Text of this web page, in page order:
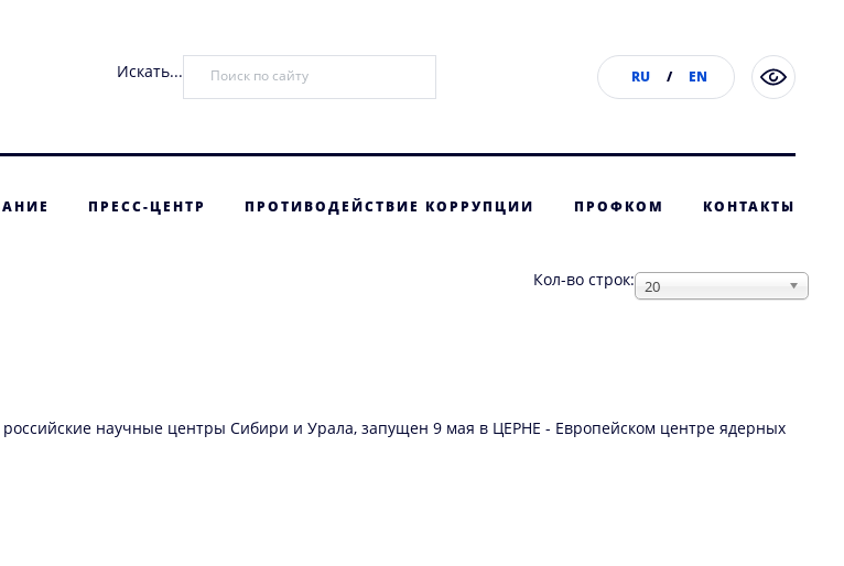
RU / EN
Искать...
ПРЕСС-ЦЕНТР ПРОТИВОДЕЙСТВИЕ КОРРУПЦИИ ПРОФКОМ КОНТАКТЫ
Кол-во строк: 20
научные центры Сибири и Урала, запущен 9 мая в ЦЕРНЕ - Европейском центре ядерных